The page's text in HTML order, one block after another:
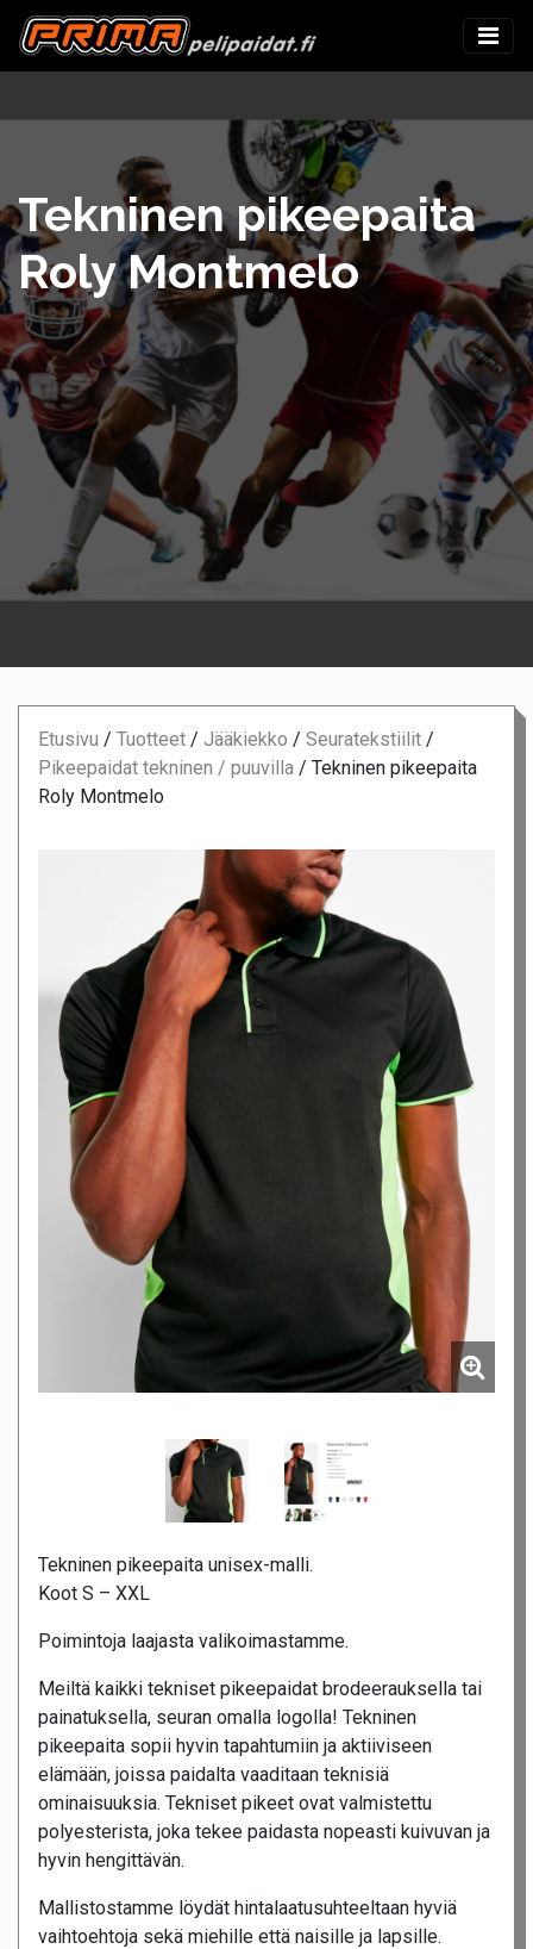
Tekninen pikeepaita
Roly Montmelo
Etusivu / Tuotteet / Jääkiekko / Seuratekstiilit /
Pikeepaidat tekninen / puuvilla / Tekninen pikeepaita
Roly Montmelo
Tekninen pikeepaita unisex-malli.
Koot S – XXL
Poimintoja laajasta valikoimastamme.
Meiltä kaikki tekniset pikeepaidat brodeerauksella tai
painatuksella, seuran omalla logolla! Tekninen
pikeepaita sopii hyvin tapahtumiin ja aktiiviseen
elämään, joissa paidalta vaaditaan teknisiä
ominaisuuksia. Tekniset pikeet ovat valmistettu
polyesterista, joka tekee paidasta nopeasti kuivuvan ja
hyvin hengittävän.
Mallistostamme löydät hintalaatusuhteeltaan hyviä
vaihtoehtoja sekä miehille että naisille ja lapsille.